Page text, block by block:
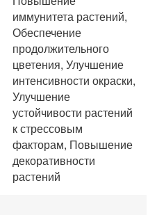
иммунитета растений,
Обеспечение
продолжительного
цветения, Улучшение
интенсивности окраски,
Улучшение
устойчивости растений
к стрессовым
факторам, Повышение
декоративности
растений